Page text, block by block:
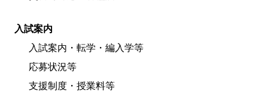
入試案内
入試案内・転学・編入学等
応募状況等
支援制度・授業料等